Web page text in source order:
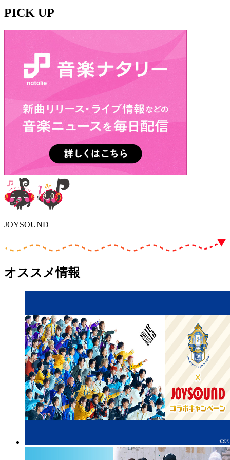
PICK UP
JOYSOUND
オススメ情報